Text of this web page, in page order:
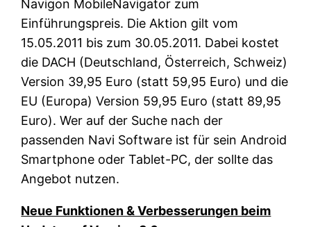
Navigon MobileNavigator zum
Einführungspreis. Die Aktion gilt vom
15.05.2011 bis zum 30.05.2011. Dabei kostet
die DACH (Deutschland, Österreich, Schweiz)
Version 39,95 Euro (statt 59,95 Euro) und die
EU (Europa) Version 59,95 Euro (statt 89,95
Euro). Wer auf der Suche nach der
passenden Navi Software ist für sein Android
Smartphone oder Tablet-PC, der sollte das
Angebot nutzen.
Neue Funktionen & Verbesserungen beim